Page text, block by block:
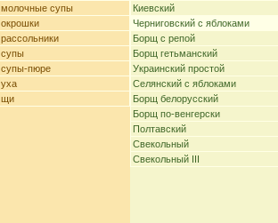
молочные супы
окрошки
рассольники
супы
супы-пюре
уха
щи
Киевский
Черниговский с яблоками
Борщ с репой
Борщ гетьманский
Украинский простой
Селянский с яблоками
Борщ белорусский
Борщ по-венгерски
Полтавский
Свекольный
Свекольный III